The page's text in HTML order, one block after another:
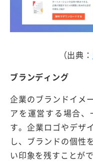
（出典：
ブランディング
企業のブランドイメ
アを運営する場合
す。企業ロゴやデザ
し、ブランドの個性
い印象を残すことが